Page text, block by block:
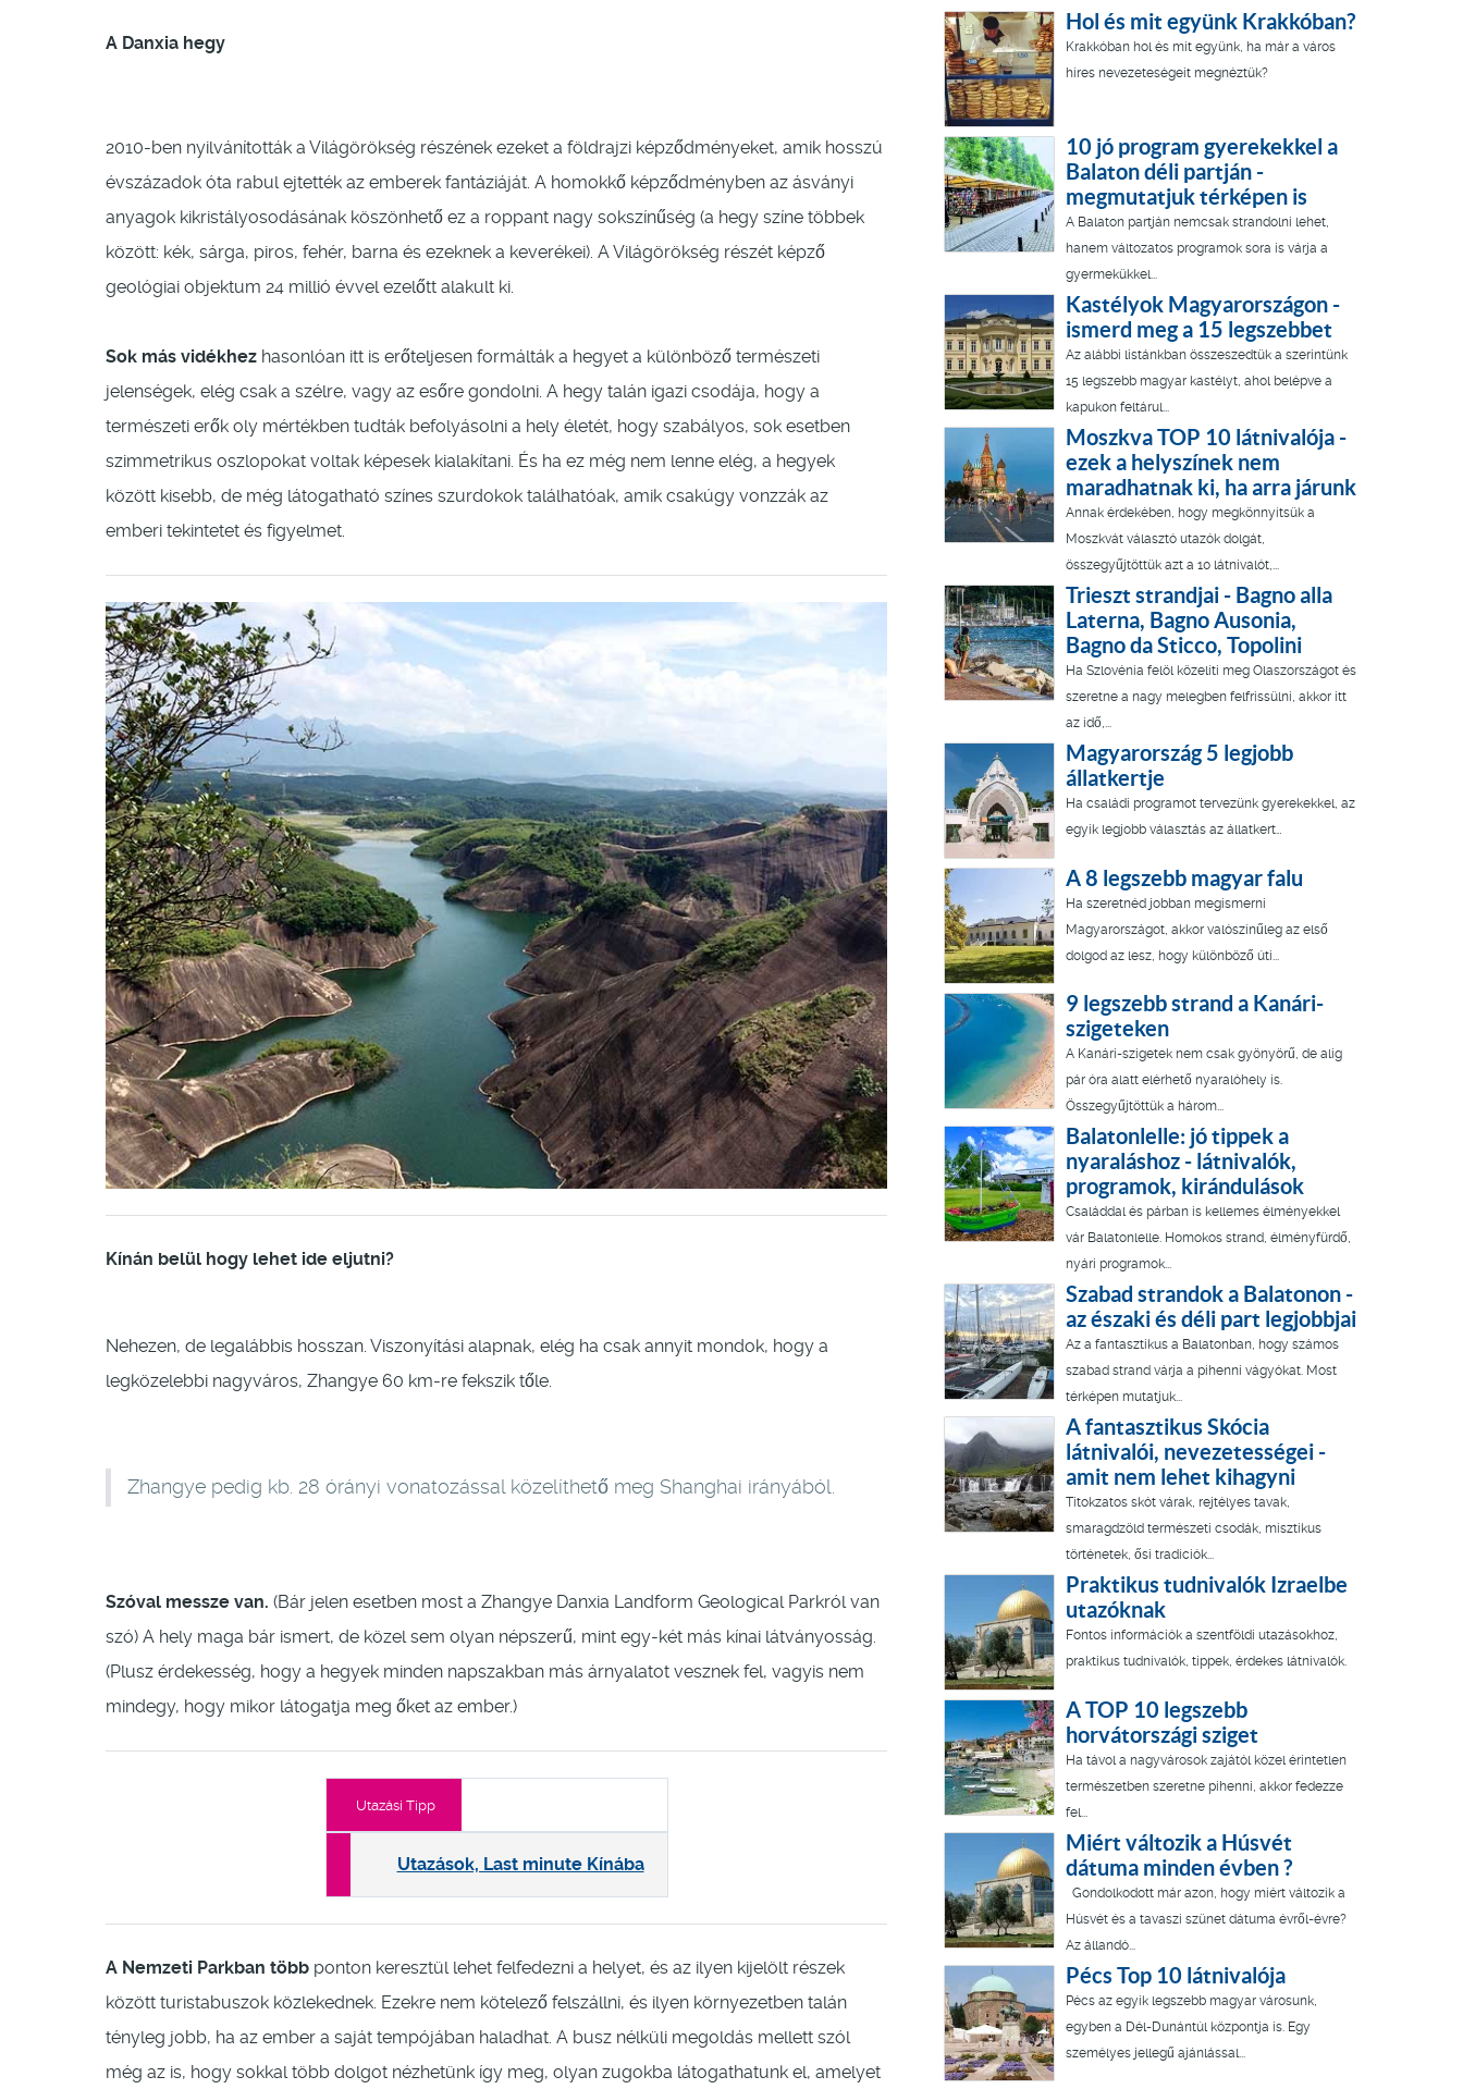
A Danxia hegy
2010-ben nyilvánították a Világörökség részének ezeket a földrajzi képződményeket, amik hosszú
évszázadok óta rabul ejtették az emberek fantáziáját. A homokkő képződményben az ásványi
anyagok kikristályosodásának köszönhető ez a roppant nagy sokszínűség (a hegy színe többek
között: kék, sárga, piros, fehér, barna és ezeknek a keverékei). A Világörökség részét képző
geológiai objektum 24 millió évvel ezelőtt alakult ki.
Sok más vidékhez hasonlóan itt is erőteljesen formálták a hegyet a különböző természeti
jelenségek, elég csak a szélre, vagy az esőre gondolni. A hegy talán igazi csodája, hogy a
természeti erők oly mértékben tudták befolyásolni a hely életét, hogy szabályos, sok esetben
szimmetrikus oszlopokat voltak képesek kialakítani. És ha ez még nem lenne elég, a hegyek
között kisebb, de még látogatható színes szurdokok találhatóak, amik csakúgy vonzzák az
emberi tekintetet és figyelmet.
Kínán belül hogy lehet ide eljutni?
Nehezen, de legalábbis hosszan. Viszonyítási alapnak, elég ha csak annyit mondok, hogy a
legközelebbi nagyváros, Zhangye 60 km-re fekszik tőle.
Zhangye pedig kb. 28 órányi vonatozással közelíthető meg Shanghai irányából.
Szóval messze van. (Bár jelen esetben most a Zhangye Danxia Landform Geological Parkról van
szó) A hely maga bár ismert, de közel sem olyan népszerű, mint egy-két más kínai látványosság.
(Plusz érdekesség, hogy a hegyek minden napszakban más árnyalatot vesznek fel, vagyis nem
mindegy, hogy mikor látogatja meg őket az ember.)
Utazási Tipp
Utazások, Last minute Kínába
A Nemzeti Parkban több ponton keresztül lehet felfedezni a helyet, és az ilyen kijelölt részek
között turistabuszok közlekednek. Ezekre nem kötelező felszállni, és ilyen környezetben talán
tényleg jobb, ha az ember a saját tempójában haladhat. A busz nélküli megoldás mellett szól
még az is, hogy sokkal több dolgot nézhetünk így meg, olyan zugokba látogathatunk el, amelyet
Hol és mit együnk Krakkóban?
Krakkóban hol és mit együnk, ha már a város
híres nevezeteségeit megnéztük?
10 jó program gyerekekkel a
Balaton déli partján -
megmutatjuk térképen is
A Balaton partján nemcsak strandolni lehet,
hanem változatos programok sora is várja a
gyermekükkel...
Kastélyok Magyarországon -
ismerd meg a 15 legszebbet
Az alábbi listánkban összeszedtük a szerintünk
15 legszebb magyar kastélyt, ahol belépve a
kapukon feltárul...
Moszkva TOP 10 látnivalója -
ezek a helyszínek nem
maradhatnak ki, ha arra járunk
Annak érdekében, hogy megkönnyítsük a
Moszkvát választó utazók dolgát,
összegyűjtöttük azt a 10 látnivalót,...
Trieszt strandjai - Bagno alla
Laterna, Bagno Ausonia,
Bagno da Sticco, Topolini
Ha Szlovénia felöl közelíti meg Olaszországot és
szeretne a nagy melegben felfrissülni, akkor itt
az idő,...
Magyarország 5 legjobb
állatkertje
Ha családi programot tervezünk gyerekekkel, az
egyik legjobb választás az állatkert…
A 8 legszebb magyar falu
Ha szeretnéd jobban megismerni
Magyarországot, akkor valószínűleg az első
dolgod az lesz, hogy különböző úti...
9 legszebb strand a Kanári-
szigeteken
A Kanári-szigetek nem csak gyönyörű, de alig
pár óra alatt elérhető nyaralóhely is.
Összegyűjtöttük a három...
Balatonlelle: jó tippek a
nyaraláshoz - látnivalók,
programok, kirándulások
Családdal és párban is kellemes élményekkel
vár Balatonlelle. Homokos strand, élményfürdő,
nyári programok...
Szabad strandok a Balatonon -
az északi és déli part legjobbjai
Az a fantasztikus a Balatonban, hogy számos
szabad strand várja a pihenni vágyókat. Most
térképen mutatjuk...
A fantasztikus Skócia
látnivalói, nevezetességei -
amit nem lehet kihagyni
Titokzatos skót várak, rejtélyes tavak,
smaragdzöld természeti csodák, misztikus
történetek, ősi tradíciók...
Praktikus tudnivalók Izraelbe
utazóknak
Fontos információk a szentföldi utazásokhoz,
praktikus tudnivalók, tippek, érdekes látnivalók.
A TOP 10 legszebb
horvátországi sziget
Ha távol a nagyvárosok zajától közel érintetlen
természetben szeretne pihenni, akkor fedezze
fel...
Miért változik a Húsvét
dátuma minden évben ?
Gondolkodott már azon, hogy miért változik a
Húsvét és a tavaszi szünet dátuma évről-évre?
Az állandó...
Pécs Top 10 látnivalója
Pécs az egyik legszebb magyar városunk,
egyben a Dél-Dunántúl központja is. Egy
személyes jellegű ajánlással...